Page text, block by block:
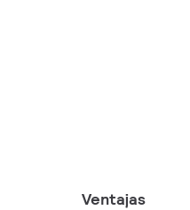
Ventajas